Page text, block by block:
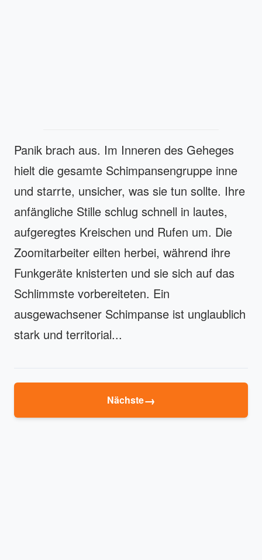
Panik brach aus. Im Inneren des Geheges
hielt die gesamte Schimpansengruppe inne
und starrte, unsicher, was sie tun sollte. Ihre
anfängliche Stille schlug schnell in lautes,
aufgeregtes Kreischen und Rufen um. Die
Zoomitarbeiter eilten herbei, während ihre
Funkgeräte knisterten und sie sich auf das
Schlimmste vorbereiteten. Ein
ausgewachsener Schimpanse ist unglaublich
stark und territorial...
Nächste→